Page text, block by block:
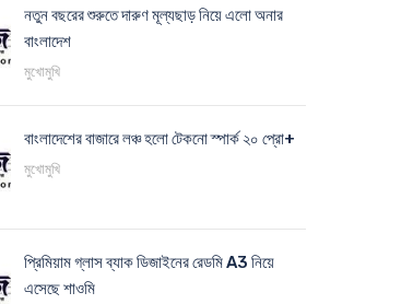
নতুন বছরের শুরুতে দারুণ মূল্যছাড় নিয়ে এলো অনার
বাংলাদেশ
মুখোমুখি
বাংলাদেশের বাজারে লঞ্চ হলো টেকনো স্পার্ক ২০ প্রো+
মুখোমুখি
প্রিমিয়াম গ্লাস ব্যাক ডিজাইনের রেডমি A3 নিয়ে
এসেছে শাওমি